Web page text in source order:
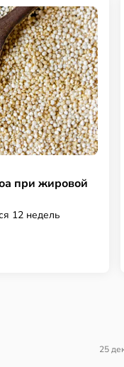
при жировой
12 недель
25